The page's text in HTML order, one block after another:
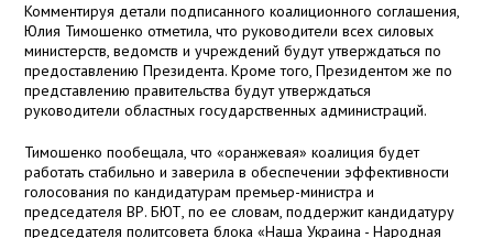
Комментируя детали подписанного коалиционного соглашения,
Юлия Тимошенко отметила, что руководители всех силовых
министерств, ведомств и учреждений будут утверждаться по
предоставлению Президента. Кроме того, Президентом же по
представлению правительства будут утверждаться
руководители областных государственных администраций.
Тимошенко пообещала, что «оранжевая» коалиция будет
работать стабильно и заверила в обеспечении эффективности
голосования по кандидатурам премьер-министра и
председателя ВР. БЮТ, по ее словам, поддержит кандидатуру
председателя политсовета блока «Наша Украина - Народная